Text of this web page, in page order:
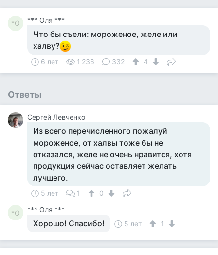
*О *** Оля ***
Что бы съели: мороженое, желе или
халву?
6 лет 1 236 332 4
Ответы
Сергей Левченко
Из всего перечисленного пожалуй
мороженое, от халвы тоже бы не
отказался, желе не очень нравится, хотя
продукция сейчас оставляет желать
лучшего.
5 лет 1 0
*О *** Оля ***
Хорошо! Спасибо! 5 лет 1